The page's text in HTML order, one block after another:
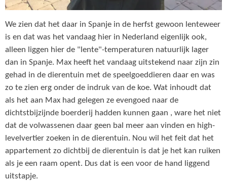
We zien dat het daar in Spanje in de herfst gewoon lenteweer
is en dat was het vandaag hier in Nederland eigenlijk ook,
alleen liggen hier de "lente"-temperaturen natuurlijk lager
dan in Spanje. Max heeft het vandaag uitstekend naar zijn zin
gehad in de dierentuin met de speelgoeddieren daar en was
zo te zien erg onder de indruk van de koe. Wat inhoudt dat
als het aan Max had gelegen ze evengoed naar de
dichtstbijzijnde boerderij hadden kunnen gaan , ware het niet
dat de volwassenen daar geen bal meer aan vinden en high-
levelvertier zoeken in de dierentuin. Nou wil het feit dat het
appartement zo dichtbij de dierentuin is dat je het kan ruiken
als je een raam opent. Dus dat is een voor de hand liggend
uitstapje.